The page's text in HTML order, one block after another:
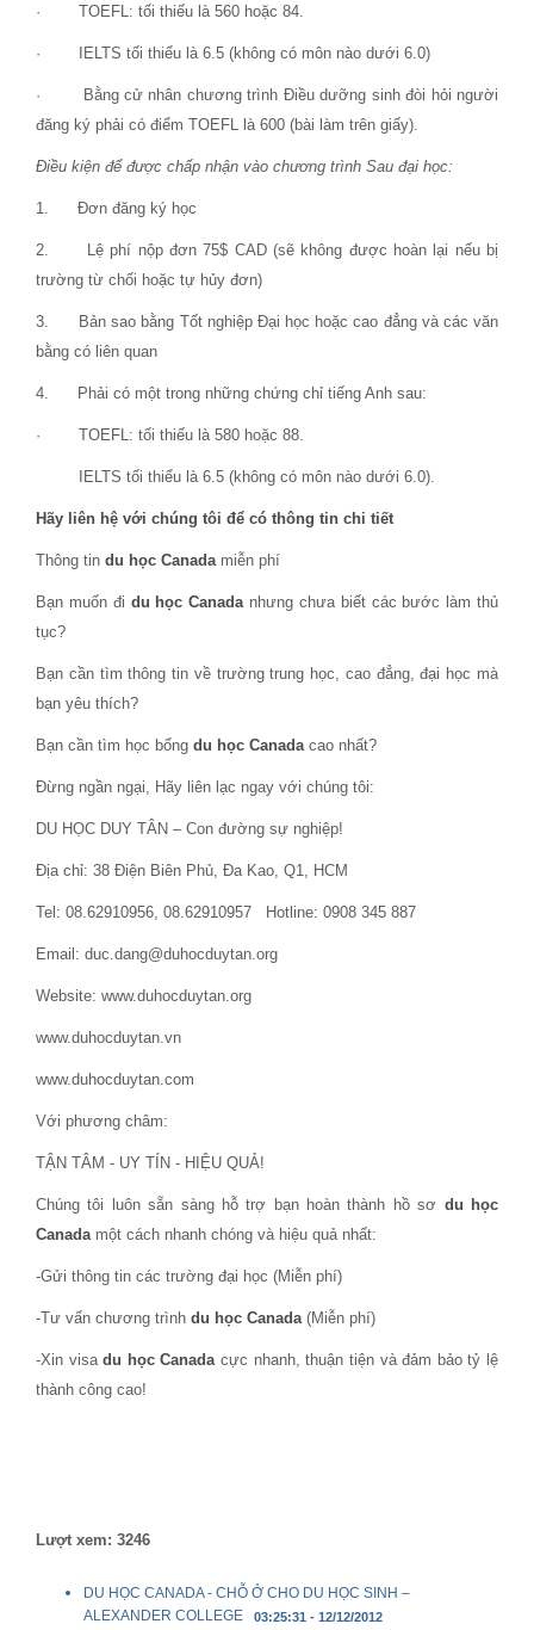
· TOEFL: tối thiếu là 560 hoặc 84.
· IELTS tối thiểu là 6.5 (không có môn nào dưới 6.0)
· Bằng cử nhân chương trình Điều dưỡng sinh đòi hỏi người
đăng ký phải có điểm TOEFL là 600 (bài làm trên giấy).
Điều kiện để được chấp nhận vào chương trình Sau đại học:
1. Đơn đăng ký học
2. Lệ phí nộp đơn 75$ CAD (sẽ không được hoàn lại nếu bị
trường từ chối hoặc tự hủy đơn)
3. Bản sao bằng Tốt nghiệp Đại học hoặc cao đẳng và các văn
bằng có liên quan
4. Phải có một trong những chứng chỉ tiếng Anh sau:
· TOEFL: tối thiếu là 580 hoặc 88.
IELTS tối thiểu là 6.5 (không có môn nào dưới 6.0).
Hãy liên hệ với chúng tôi để có thông tin chi tiết
Thông tin du học Canada miễn phí
Bạn muốn đi du học Canada nhưng chưa biết các bước làm thủ
tục?
Bạn cần tìm thông tin về trường trung học, cao đẳng, đại học mà
bạn yêu thích?
Bạn cần tìm học bổng du học Canada cao nhất?
Đừng ngần ngại, Hãy liên lạc ngay với chúng tôi:
DU HỌC DUY TÂN – Con đường sự nghiệp!
Địa chỉ: 38 Điện Biên Phủ, Đa Kao, Q1, HCM
Tel: 08.62910956, 08.62910957 Hotline: 0908 345 887
Email: duc.dang@duhocduytan.org
Website: www.duhocduytan.org
www.duhocduytan.vn
www.duhocduytan.com
Với phương châm:
TẬN TÂM - UY TÍN - HIỆU QUẢ!
Chúng tôi luôn sẵn sàng hỗ trợ bạn hoàn thành hồ sơ du học
Canada một cách nhanh chóng và hiệu quả nhất:
-Gửi thông tin các trường đại học (Miễn phí)
-Tư vấn chương trình du học Canada (Miễn phí)
-Xin visadu học Canada cực nhanh, thuận tiện và đảm bảo tỷ lệ
thành công cao!
Lượt xem: 3246
DU HỌC CANADA - CHỖ Ở CHO DU HỌC SINH –
ALEXANDER COLLEGE 03:25:31 - 12/12/2012